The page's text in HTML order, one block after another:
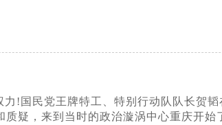
!国民党王牌特工、特别行动队队长贺
疑，来到当时的政治漩涡中心重庆开始